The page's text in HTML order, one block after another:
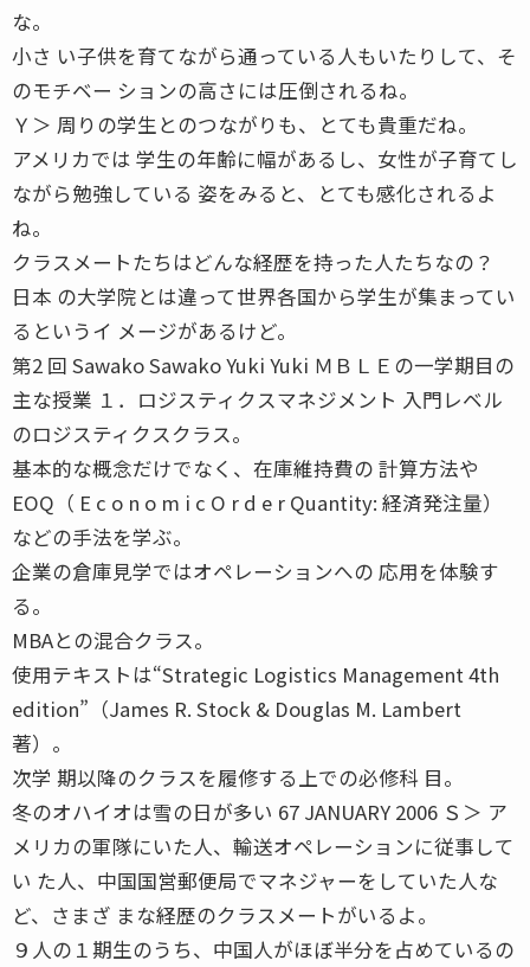
な。
小さ い子供を育てながら通っている人もいたりして、そ
のモチベー ションの高さには圧倒されるね。
Ｙ＞ 周りの学生とのつながりも、とても貴重だね。
アメリカでは 学生の年齢に幅があるし、女性が子育てし
ながら勉強している 姿をみると、とても感化されるよ
ね。
クラスメートたちはどんな経歴を持った人たちなの？
日本 の大学院とは違って世界各国から学生が集まってい
るというイ メージがあるけど。
第2 回 Sawako Sawako Yuki Yuki ＭＢＬＥの一学期目の
主な授業 １．ロジスティクスマネジメント 入門レベル
のロジスティクスクラス。
基本的な概念だけでなく、在庫維持費の 計算方法や
EOQ（ E c o n o m i c O r d e r Quantity: 経済発注量）
などの手法を学ぶ。
企業の倉庫見学ではオペレーションへの 応用を体験す
る。
MBAとの混合クラス。
使用テキストは“Strategic Logistics Management 4th
edition”（James R. Stock & Douglas M. Lambert
著）。
次学 期以降のクラスを履修する上での必修科 目。
冬のオハイオは雪の日が多い 67 JANUARY 2006 Ｓ＞ ア
メリカの軍隊にいた人、輸送オペレーションに従事して
い た人、中国国営郵便局でマネジャーをしていた人な
ど、さまざ まな経歴のクラスメートがいるよ。
９人の１期生のうち、中国人がほぼ半分を占めているの